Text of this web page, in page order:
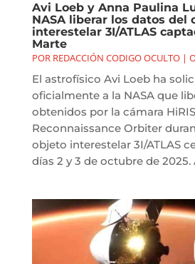
Avi Loeb y Anna Paulina
NASA liberar los datos del
interestelar 3I/ATLAS
Marte
POR REDACCIÓN CODIGO OCULTO|
El astrofísico Avi Loeb ha
oficialmente a la NASA que
obtenidos por la cámara
Reconnaissance Orbiter
objeto interestelar 3I/ATLAS
días 2 y 3 de octubre de 2025.